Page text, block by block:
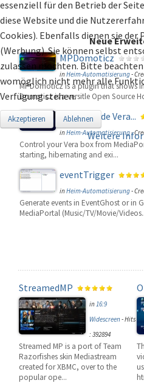
Neue
MPDomoticz
inHeim-Automatisierung-
MPDomoticz is a plugin that shows
Domoticz is a versitle Open Source
MicasaVerde Vera...
inHeim-Automatisierung-
Control your Vera box from
starting, hibernating and exi...
eventTrigger
inHeim-Automatisierung-
Generate events in EventGhost or in
MediaPortal (Music/TV/Movie/
StreamedMP
in 16:9
Widescreen-Hits
: 392894
Streamed MP is a port of Team
Razorfishes skin Mediastream
created for XBMC, over to the
popular ope...
essenziell für den Betrieb der
diese Website und die
Cookies). Ebenfalls dienen sie der
(Werbung). Sie können selbst
zulassen möchten. Bitte
womöglich nicht mehr alle
Verfügung stehen.
Akzeptieren Ablehnen
Weitere